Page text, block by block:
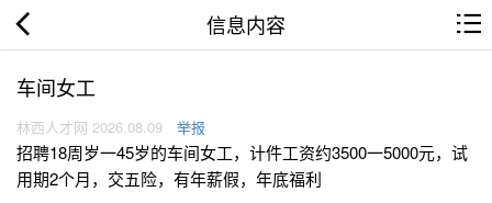
信息内容
车间女工
林西人才网 2026.08.09 举报
招聘18周岁一45岁的车间女工，计件工资约3500一5000元，试
用期2个月，交五险，有年薪假，年底福利